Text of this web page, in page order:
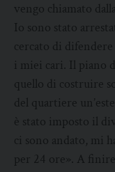
vengo chiamato
Io sono stato
cercato di
i miei cari. Il piano
quello di costruire
del quartiere
è stato imposto il
ci sono andato, mi
per 24 ore». A